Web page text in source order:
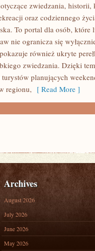
zwiedzania,
oraz codziennego
To portal dla osób,
nie ogranicza się
również ukryte
zwiedzania. Dzięki
planujących
regionu, [ Read More ]
Archives
August 2026
July 2026
June 2026
May 2026